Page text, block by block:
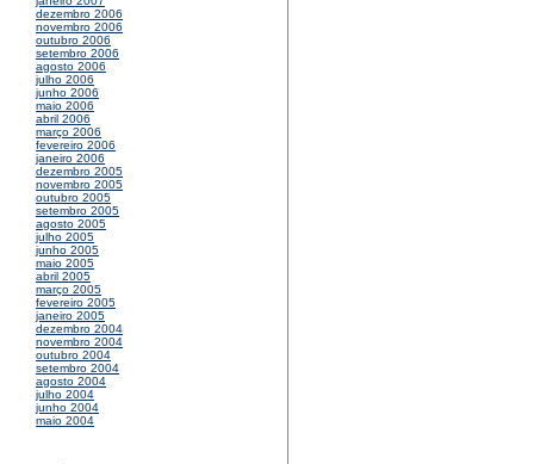
dezembro 2006
novembro 2006
outubro 2006
setembro 2006
agosto 2006
julho 2006
junho 2006
maio 2006
abril 2006
março 2006
fevereiro 2006
janeiro 2006
dezembro 2005
novembro 2005
outubro 2005
setembro 2005
agosto 2005
julho 2005
junho 2005
maio 2005
abril 2005
março 2005
fevereiro 2005
janeiro 2005
dezembro 2004
novembro 2004
outubro 2004
setembro 2004
agosto 2004
julho 2004
junho 2004
maio 2004